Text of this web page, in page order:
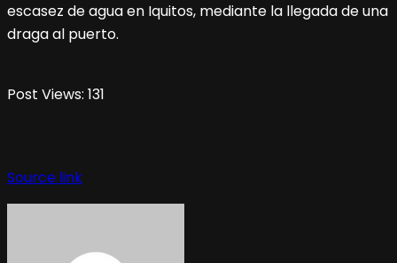
escasez de agua en Iquitos, mediante la llegada de una
draga al puerto.
Post Views: 131
Source link